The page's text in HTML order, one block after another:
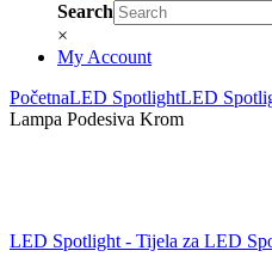
Search
×
My Account
PočetnaLED SpotlightLED
Lampa Podesiva Krom
LED Spotlight - Tijela za LED